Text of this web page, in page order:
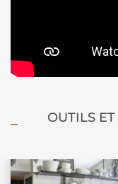
OUTILS